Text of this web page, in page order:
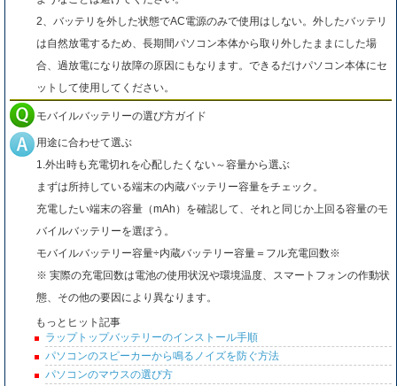
2、バッテリを外した状態でAC電源のみで使用はしない。外したバッテリ
は自然放電するため、長期間パソコン本体から取り外したままにした場
合、過放電になり故障の原因にもなります。できるだけパソコン本体にセ
ットして使用してください。
モバイルバッテリーの選び方ガイド
用途に合わせて選ぶ
1.外出時も充電切れを心配したくない～容量から選ぶ
まずは所持している端末の内蔵バッテリー容量をチェック。
充電したい端末の容量（mAh）を確認して、それと同じか上回る容量のモ
バイルバッテリーを選ぼう。
モバイルバッテリー容量÷内蔵バッテリー容量＝フル充電回数※
※ 実際の充電回数は電池の使用状況や環境温度、スマートフォンの作動状
態、その他の要因により異なります。
もっとヒット記事
ラップトップバッテリーのインストール手順
パソコンのスピーカーから鳴るノイズを防ぐ方法
パソコンのマウスの選び方